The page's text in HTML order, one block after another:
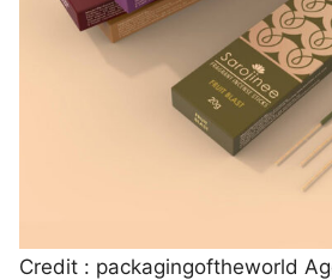
Credit : packagingoftheworld